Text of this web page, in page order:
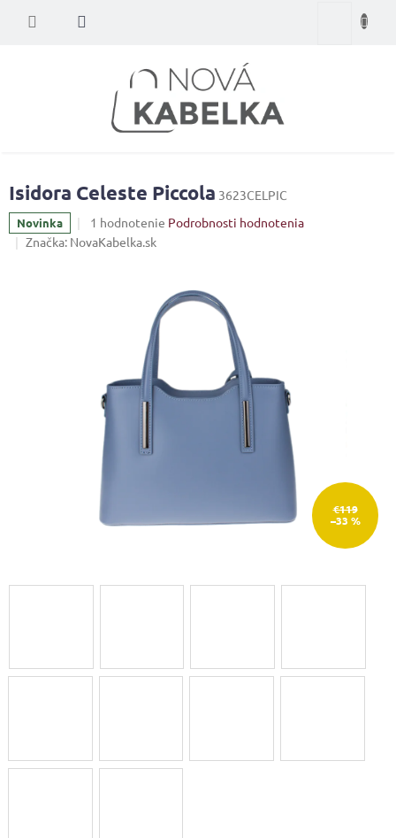
Nákupný
Isidora Celeste Piccola 3623CELPIC
Novinka
Priemerné
hodnotenie
hviezdičiek.
1 hodnotenie Podrobnosti hodnotenia
Značka: NovaKabelka.sk
€119
–33 %